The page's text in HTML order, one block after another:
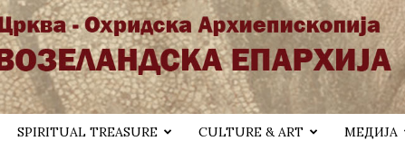
SPIRITUAL TREASURE CULTURE & ART МЕДИЈА